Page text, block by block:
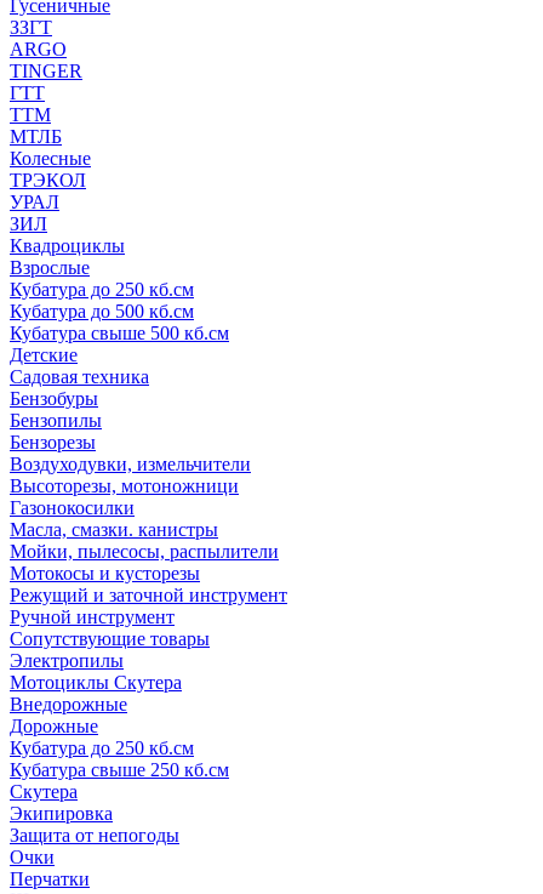
Гусеничные
ЗЗГТ
ARGO
TINGER
ГТТ
ТТМ
МТЛБ
Колесные
ТРЭКОЛ
УРАЛ
ЗИЛ
Квадроциклы
Взрослые
Кубатура до 250 кб.см
Кубатура до 500 кб.см
Кубатура свыше 500 кб.см
Детские
Садовая техника
Бензобуры
Бензопилы
Бензорезы
Воздуходувки, измельчители
Высоторезы, мотоножници
Газонокосилки
Масла, смазки. канистры
Мойки, пылесосы, распылители
Мотокосы и кусторезы
Режущий и заточной инструмент
Ручной инструмент
Сопутствующие товары
Электропилы
Мотоциклы Скутера
Внедорожные
Дорожные
Кубатура до 250 кб.см
Кубатура свыше 250 кб.см
Скутера
Экипировка
Защита от непогоды
Очки
Перчатки